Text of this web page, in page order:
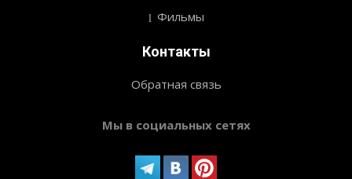
Фильмы
Контакты
Обратная связь
Мы в социальных сетях